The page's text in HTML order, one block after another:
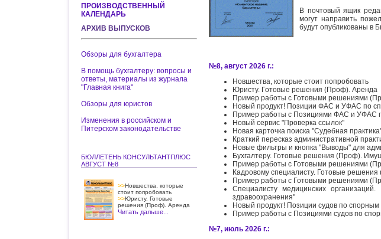
ПРОИЗВОДСТВЕННЫЙ
КАЛЕНДАРЬ
АРХИВ ВЫПУСКОВ
Обзоры для бухгалтера
В помощь бухгалтеру: вопросы и
ответы, материалы из журнала
"Главная книга"
Обзоры для юристов
Изменения в российском и
Питерском законодательстве
БЮЛЛЕТЕНЬ КОНСУЛЬТАНТПЛЮС
АВГУСТ №8
>>Новшества, которые
стоит попробовать
>>Юристу. Готовые
решения (Проф). Аренда
Читать дальше...
В почтовый ящик
могут направить
будут опубликованы в
№8, август 2026 г.:
Новшества, которые стоит попробовать
Юристу. Готовые решения (Проф). Аренда
Пример работы с Готовыми решениями
Новый продукт! Позиции ФАС и УФАС по
Пример работы с Позициями ФАС и УФАС
Новый сервис "Проверка ссылок"
Новая карточка поиска "Судебная
Краткий пересказ административной
Новые фильтры и кнопка "Выводы" для
Бухгалтеру. Готовые решения (Проф).
Пример работы с Готовыми решениями
Кадровому специалисту. Готовые
Пример работы с Готовыми решениями
Специалисту медицинских
здравоохранения"
Новый продукт! Позиции судов по
Пример работы с Позициями судов по
№7, июль 2026 г.: